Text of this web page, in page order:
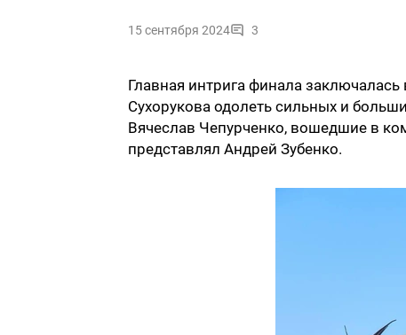
15 сентября 2024 3
Главная интрига финала
Сухорукова одолеть сильных и
Вячеслав Чепурченко, вошедшие в
представлял Андрей Зубенко.